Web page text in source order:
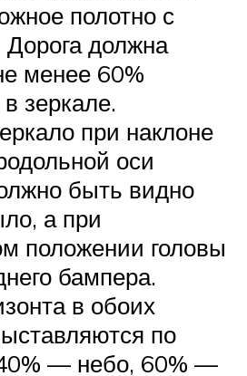
полотно с
Дорога должна
менее 60%
зеркале.
при наклоне
оси
быть видно
а при
положении головы
бампера.
в обоих
по
— небо, 60% —